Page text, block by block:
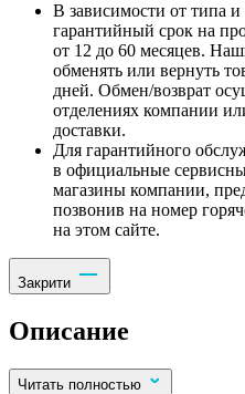
В зависимости от типа и
гарантийный срок на
от 12 до 60 месяцев.
обменять или вернуть
дней. Обмен/возврат
отделениях компании
доставки.
Для гарантийного
в официальные
магазины компании,
позвонив на номер
на этом сайте.
Закрити
Описание
Читать полностью